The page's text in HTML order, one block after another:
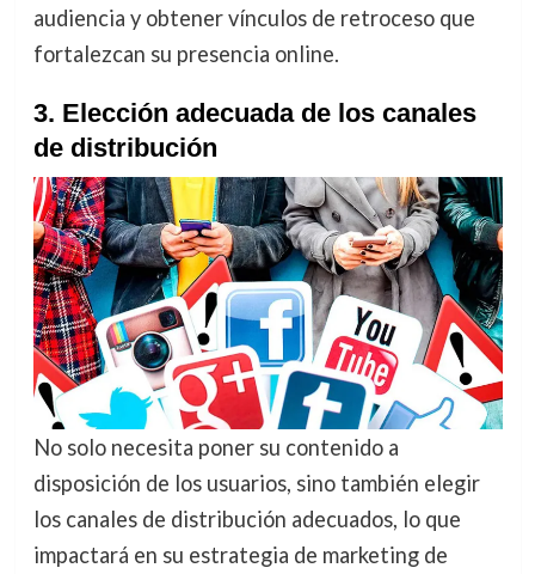
audiencia y obtener vínculos de retroceso que
fortalezcan su presencia online.
3. Elección adecuada de los canales
de distribución
No solo necesita poner su contenido a
disposición de los usuarios, sino también elegir
los canales de distribución adecuados, lo que
impactará en su estrategia de marketing de